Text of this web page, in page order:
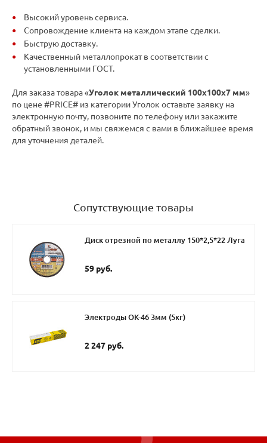
Высокий уровень сервиса.
Сопровождение клиента на каждом этапе сделки.
Быструю доставку.
Качественный металлопрокат в соответствии с
установленными ГОСТ.
Для заказа товара «Уголок металлический 100х100х7 мм»
по цене #PRICE# из категории Уголок оставьте заявку на
электронную почту, позвоните по телефону или закажите
обратный звонок, и мы свяжемся с вами в ближайшее время
для уточнения деталей.
Сопутствующие товары
Диск отрезной по металлу 150*2,5*22 Луга
59 руб.
Электроды ОК-46 3мм (5кг)
2 247 руб.